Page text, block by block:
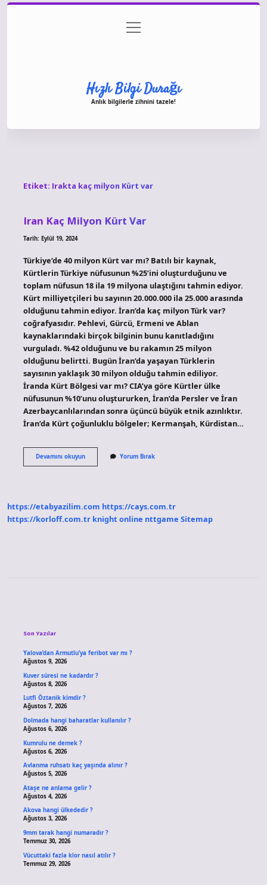
Gizlilik Politikası
menüyü
aç
Hızlı Bilgi Durağı
Anlık bilgilerle zihnini tazele!
Etiket: Irakta kaç milyon Kürt var
Iran Kaç Milyon Kürt Var
Tarih: Eylül 19, 2024
Türkiye’de 40 milyon Kürt var mı? Batılı bir kaynak,
Kürtlerin Türkiye nüfusunun %25’ini oluşturduğunu ve
toplam nüfusun 18 ila 19 milyona ulaştığını tahmin ediyor.
Kürt milliyetçileri bu sayının 20.000.000 ila 25.000 arasında
olduğunu tahmin ediyor. İran’da kaç milyon Türk var?
coğrafyasıdır. Pehlevi, Gürcü, Ermeni ve Ablan
kaynaklarındaki birçok bilginin bunu kanıtladığını
vurguladı. %42 olduğunu ve bu rakamın 25 milyon
olduğunu belirtti. Bugün İran’da yaşayan Türklerin
sayısının yaklaşık 30 milyon olduğu tahmin ediliyor.
İranda Kürt Bölgesi var mı? CIA’ya göre Kürtler ülke
nüfusunun %10’unu oluştururken, İran’da Persler ve İran
Azerbaycanlılarından sonra üçüncü büyük etnik azınlıktır.
İran’da Kürt çoğunluklu bölgeler; Kermanşah, Kürdistan…
Devamını okuyunIran
Kaç
Yorum Bırak
https://etabyazilim.com https://cays.com.tr
https://korloff.com.tr knight online nttgame Sitemap
Son Yazılar
Yalova’dan Armutlu’ya feribot var mı ?
Ağustos 9, 2026
Kuver süresi ne kadardır ?
Ağustos 8, 2026
Lutfi Öztanik kimdir ?
Ağustos 7, 2026
Dolmada hangi baharatlar kullanılır ?
Ağustos 6, 2026
Kumrulu ne demek ?
Ağustos 6, 2026
Avlanma ruhsatı kaç yaşında alınır ?
Ağustos 5, 2026
Ataşe ne anlama gelir ?
Ağustos 4, 2026
Akova hangi ülkededir ?
Ağustos 3, 2026
9mm tarak hangi numaradır ?
Temmuz 30, 2026
Vücuttaki fazla klor nasıl atılır ?
Temmuz 29, 2026